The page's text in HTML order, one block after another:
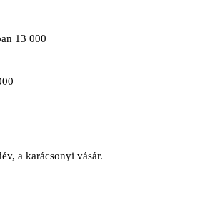
13 000
a karácsonyi vásár.